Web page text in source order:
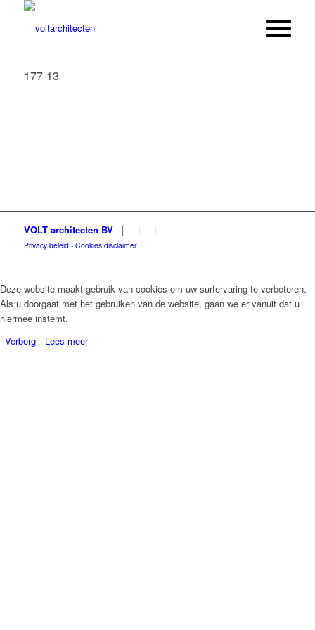
177-13
VOLT architecten BV| | |
Privacy beleid- Cookies disclaimer
Deze website maakt gebruik van cookies om uw surfervaring te verbeteren.
Als u doorgaat met het gebruiken van de website, gaan we er vanuit dat u
hiermee instemt.
Verberg
Lees meer